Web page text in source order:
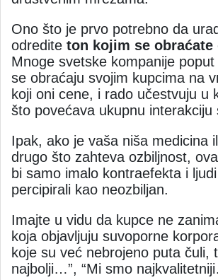
Ono što je prvo potrebno da
odredite ton kojim se obraćate
Mnoge svetske kompanije
se obraćaju svojim kupcima na
koji oni cene, i rado učestvuju u
što povećava ukupnu interakciju
Ipak, ako je vaša niša medicina
drugo što zahteva ozbiljnost,
bi samo imalo kontraefekta i
percipirali kao neozbiljan.
Imajte u vidu da kupce ne
koja objavljuju suvoporne
koje su već nebrojeno puta čuli,
najbolji…”, “Mi smo